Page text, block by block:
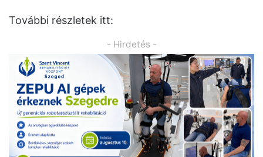
További részletek itt:
- Hirdetés -